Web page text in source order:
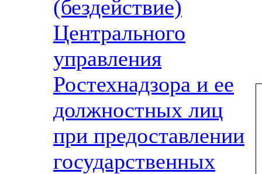
(бездействие)
Центрального
управления
Ростехнадзора и ее
должностных лиц
при предоставлении
государственных